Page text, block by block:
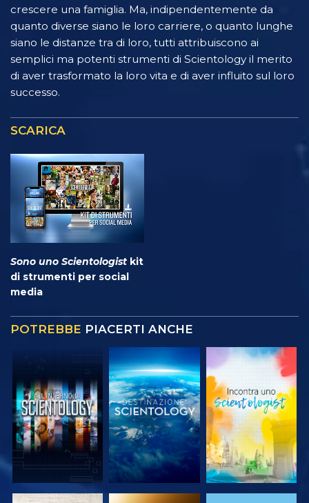
crescere una famiglia. Ma, indipendentemente da
quanto diverse siano le loro carriere, o quanto lunghe
siano le distanze tra di loro, tutti attribuiscono ai
semplici ma potenti strumenti di Scientology il merito
di aver trasformato la loro vita e di aver influito sul loro
successo.
SCARICA
Sono uno Scientologist kit
di strumenti per social
media
POTREBBE PIACERTI ANCHE